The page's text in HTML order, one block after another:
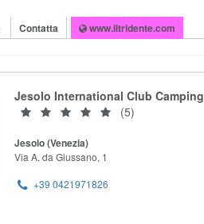
Contatta www.iltridente.com
Jesolo International Club Camping
(5)
Jesolo (Venezia)
Via A. da Giussano, 1
+39 0421971826